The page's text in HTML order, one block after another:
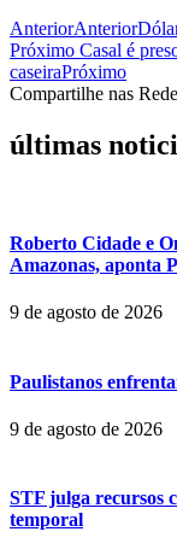
AnteriorAnterior
Próximo Casal é
caseiraPróximo
Compartilhe nas
últimas
Roberto Cidade e
Amazonas, aponta
9 de agosto de 2026
Paulistanos
9 de agosto de 2026
STF julga recursos
temporal